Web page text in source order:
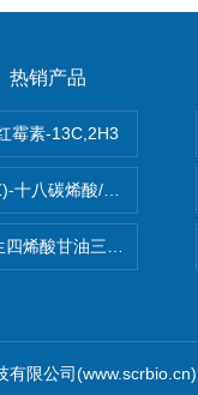
热销产品
霉素-13C,2H3
十八碳烯酸/油酸
四烯酸甘油三酯(顺式-
限公司